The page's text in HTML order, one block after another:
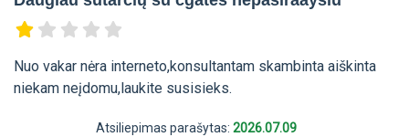
Nuo vakar nėra interneto,konsultantam skambinta aiškinta
niekam neįdomu,laukite susisieks.
Atsiliepimas parašytas: 2026.07.09